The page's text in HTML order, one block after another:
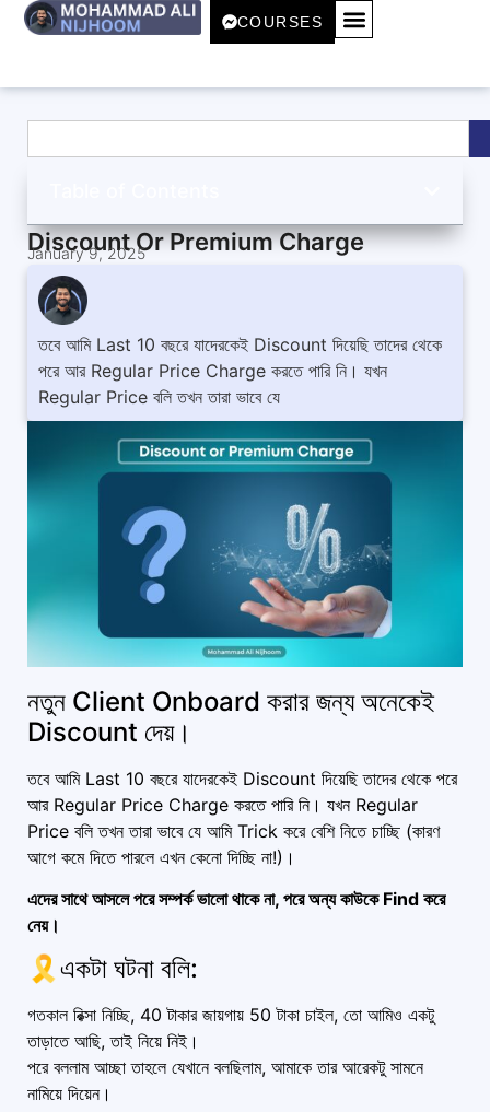
COURSES
Discount Or Premium Charge
January 9, 2025
তবে আমি Last 10 বছরে যাদেরকেই Discount দিয়েছি তাদের থেকে
পরে আর Regular Price Charge করতে পারি নি। যখন
Regular Price বলি তখন তারা ভাবে যে
নতুন Client Onboard করার জন্য অনেকেই
Discount দেয়।
তবে আমি Last 10 বছরে যাদেরকেই Discount দিয়েছি তাদের থেকে পরে
আর Regular Price Charge করতে পারি নি। যখন Regular
Price বলি তখন তারা ভাবে যে আমি Trick করে বেশি নিতে চাচ্ছি (কারণ
আগে কমে দিতে পারলে এখন কেনো দিচ্ছি না!)।
এদের সাথে আসলে পরে সম্পর্ক ভালো থাকে না, পরে অন্য কাউকে Find করে
নেয়।
🎗একটা ঘটনা বলি:
গতকাল রিক্সা নিচ্ছি, 40 টাকার জায়গায় 50 টাকা চাইল, তো আমিও একটু
তাড়াতে আছি, তাই নিয়ে নিই।
পরে বললাম আচ্ছা তাহলে যেখানে বলছিলাম, আমাকে তার আরেকটু সামনে
নামিয়ে দিয়েন।